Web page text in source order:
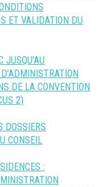
ET VALIDATION DU
DE LA CONVENTION
2)
DOSSIERS
CONSEIL
: